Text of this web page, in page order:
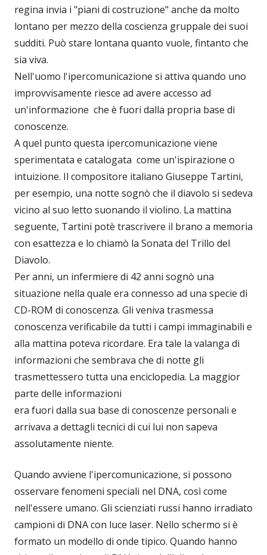
regina invia i "piani di costruzione" anche da molto
lontano per mezzo della coscienza gruppale dei suoi
sudditi. Può stare lontana quanto vuole, fintanto che
sia viva.
Nell'uomo l'ipercomunicazione si attiva quando uno
improvvisamente riesce ad avere accesso ad
un'informazione che è fuori dalla propria base di
conoscenze.
A quel punto questa ipercomunicazione viene
sperimentata e catalogata come un'ispirazione o
intuizione. Il compositore italiano Giuseppe Tartini,
per esempio, una notte sognò che il diavolo si sedeva
vicino al suo letto suonando il violino. La mattina
seguente, Tartini potè trascrivere il brano a memoria
con esattezza e lo chiamò la Sonata del Trillo del
Diavolo.
Per anni, un infermiere di 42 anni sognò una
situazione nella quale era connesso ad una specie di
CD-ROM di conoscenza. Gli veniva trasmessa
conoscenza verificabile da tutti i campi immaginabili e
alla mattina poteva ricordare. Era tale la valanga di
informazioni che sembrava che di notte gli
trasmettessero tutta una enciclopedia. La maggior
parte delle informazioni
era fuori dalla sua base di conoscenze personali e
arrivava a dettagli tecnici di cui lui non sapeva
assolutamente niente.
Quando avviene l'ipercomunicazione, si possono
osservare fenomeni speciali nel DNA, così come
nell'essere umano. Gli scienziati russi hanno irradiato
campioni di DNA con luce laser. Nello schermo si è
formato un modello di onde tipico. Quando hanno